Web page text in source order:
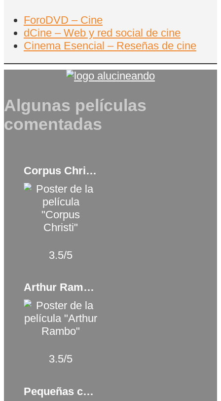
ForoDVD – Cine
dCine – Web y red social de cine
Cinema Esencial – Reseñas de cine
Algunas películas
comentadas
Corpus Christi (2019)
3.5/5
Arthur Rambo (2021)
3.5/5
Pequeñas casualidades (2022)